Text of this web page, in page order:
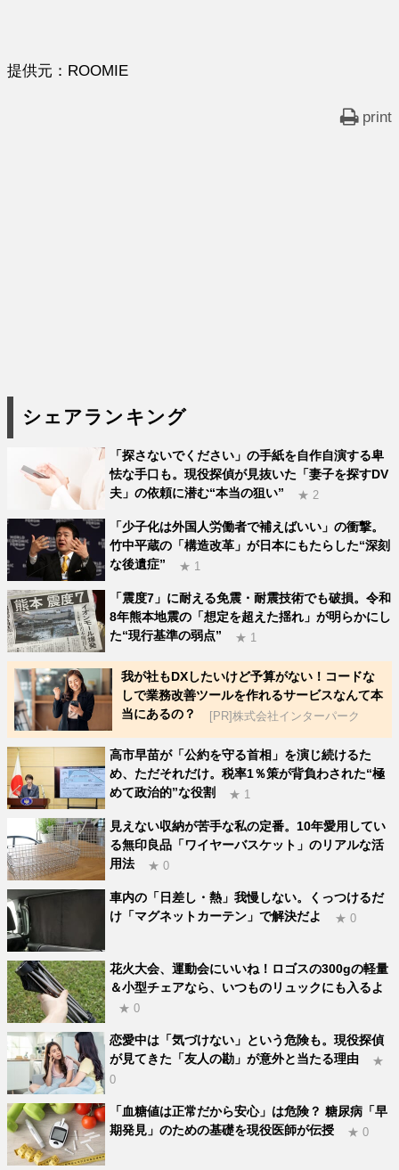
提供元：ROOMIE
print
シェアランキング
「探さないでください」の手紙を自作自演する卑
怯な手口も。現役探偵が見抜いた「妻子を探すDV
夫」の依頼に潜む“本当の狙い”
★ 2
「少子化は外国人労働者で補えばいい」の衝撃。
竹中平蔵の「構造改革」が日本にもたらした“深刻
な後遺症”
★ 1
「震度7」に耐える免震・耐震技術でも破損。令和
8年熊本地震の「想定を超えた揺れ」が明らかにし
た“現行基準の弱点”
★ 1
我が社もDXしたいけど予算がない！コードな
しで業務改善ツールを作れるサービスなんて本
当にあるの？
[PR]株式会社インターパーク
高市早苗が「公約を守る首相」を演じ続けるた
め、ただそれだけ。税率1％策が背負わされた“極
めて政治的”な役割
★ 1
見えない収納が苦手な私の定番。10年愛用してい
る無印良品「ワイヤーバスケット」のリアルな活
用法
★ 0
車内の「日差し・熱」我慢しない。くっつけるだ
け「マグネットカーテン」で解決だよ
★ 0
花火大会、運動会にいいね！ロゴスの300gの軽量
＆小型チェアなら、いつものリュックにも入るよ
★ 0
恋愛中は「気づけない」という危険も。現役探偵
が見てきた「友人の勘」が意外と当たる理由
★
0
「血糖値は正常だから安心」は危険？ 糖尿病「早
期発見」のための基礎を現役医師が伝授
★ 0